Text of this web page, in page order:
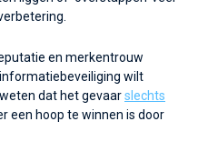
en merkentrouw
wilt
dat het gevaarslechts
een hoop te winnen is door